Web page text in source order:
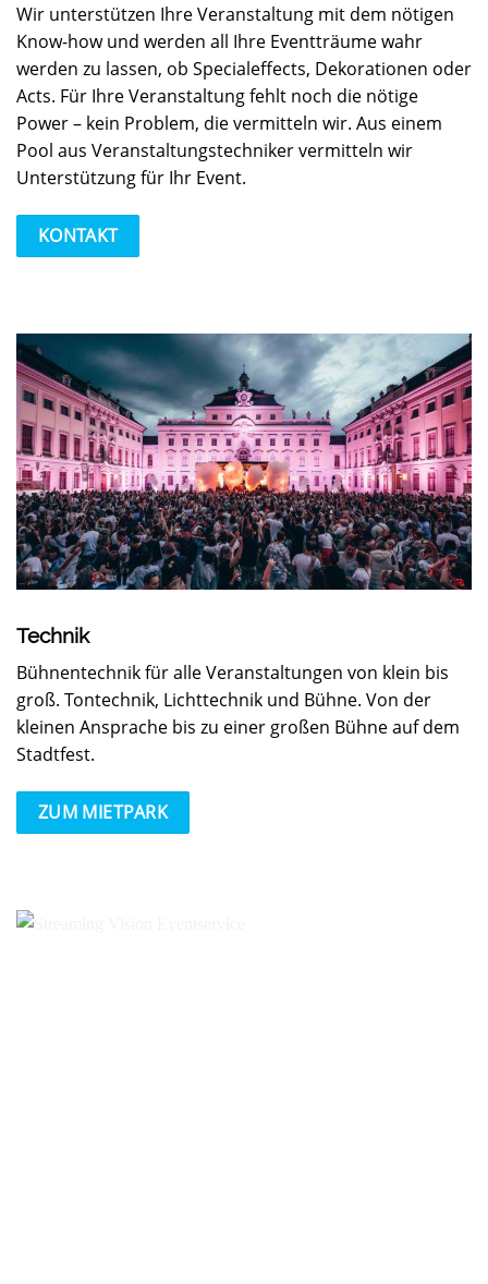
Wir unterstützen Ihre Veranstaltung mit dem nötigen
Know-how und werden all Ihre Eventträume wahr
werden zu lassen, ob Specialeffects, Dekorationen oder
Acts. Für Ihre Veranstaltung fehlt noch die nötige
Power – kein Problem, die vermitteln wir. Aus einem
Pool aus Veranstaltungstechniker vermitteln wir
Unterstützung für Ihr Event.
KONTAKT
Technik
Bühnentechnik für alle Veranstaltungen von klein bis
groß. Tontechnik, Lichttechnik und Bühne. Von der
kleinen Ansprache bis zu einer großen Bühne auf dem
Stadtfest.
ZUM MIETPARK